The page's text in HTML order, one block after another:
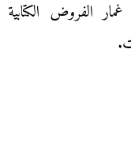
الفروض الكتابية